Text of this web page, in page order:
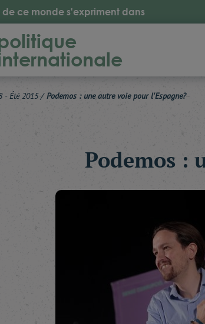
de ce monde s'expriment dans
- Été 2015/ Podemos : une autre voie pour l'Espagne?
Podemos :